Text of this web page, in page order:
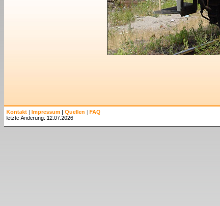
Kontakt | Impressum | Quellen | FAQ
letzte Änderung: 12.07.2026